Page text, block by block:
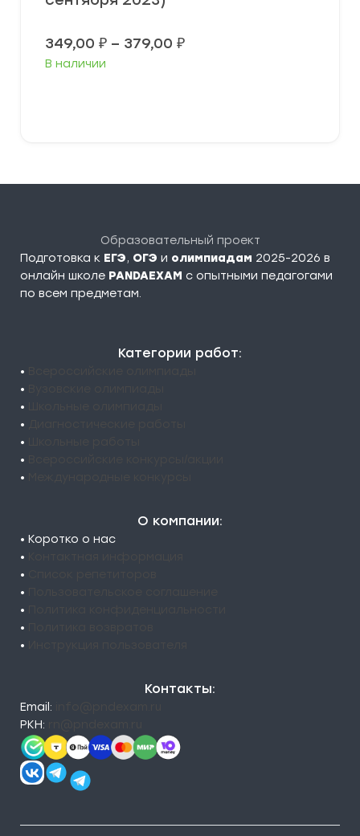
349,00 ₽ – 379,00 ₽Диапазон
В наличии
Образовательный проект
Подготовка к ЕГЭ, ОГЭ и олимпиадам 2025-2026 в
онлайн школе PANDAEXAM c опытными педагогами
по всем предметам.
Категории работ:
•
•
•
•
•
•
•
О компании:
• Коротко о нас
•
•
•
•
•
•
Контакты:
Email:
РКН: